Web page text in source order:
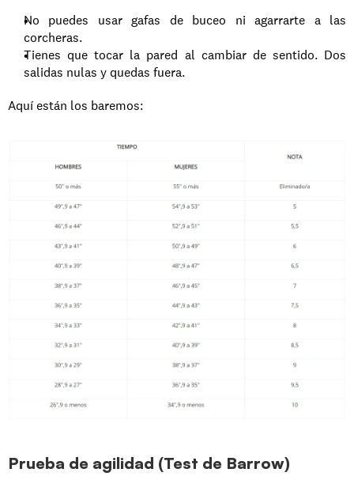
No puedes usar gafas de buceo ni agarrarte a las
corcheras.
Tienes que tocar la pared al cambiar de sentido. Dos
salidas nulas y quedas fuera.
Aquí están los baremos:
Prueba de agilidad (Test de Barrow)